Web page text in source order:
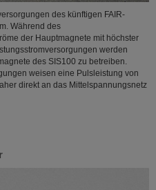
des künftigen FAIR-
Während des
der Hauptmagnete mit höchster
werden
des SIS100 zu betreiben.
weisen eine Pulsleistung von
direkt an das Mittelspannungsnetz